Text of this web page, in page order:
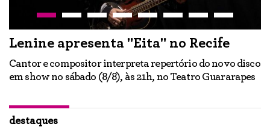
Lenine apresenta "Eita" no Recife
Cantor e compositor interpreta repertório do novo disco
em show no sábado (8/8), às 21h, no Teatro Guararapes
destaques